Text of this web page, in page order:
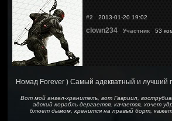
#2 2013-01-20 19:02
clown234 Участник 53
Номад Forever ) Самый адекватный и лучший
Вот мой ангел-хранитель, вот Гавриил,
адский корабль дергается, качается, хочет
блюет дымом, кренится на правый борт,